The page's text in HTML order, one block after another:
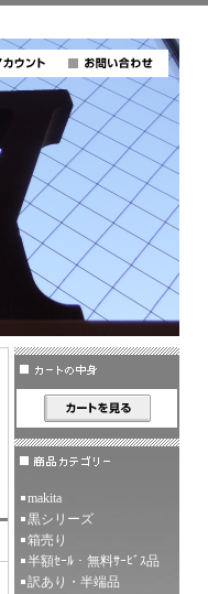
makita
黒シリーズ
箱売り
半額ｾｰﾙ・無料ｻｰﾋﾞｽ品
訳あり・半端品